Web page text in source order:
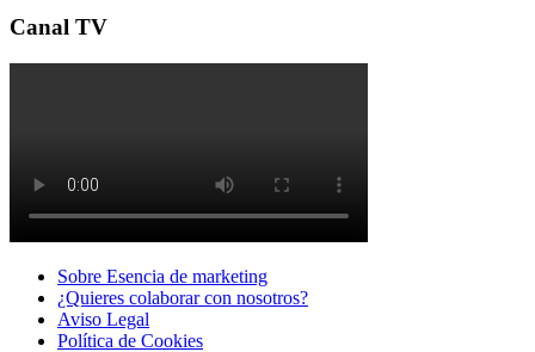
Canal TV
Sobre Esencia de marketing
¿Quieres colaborar con nosotros?
Aviso Legal
Polí­tica de Cookies